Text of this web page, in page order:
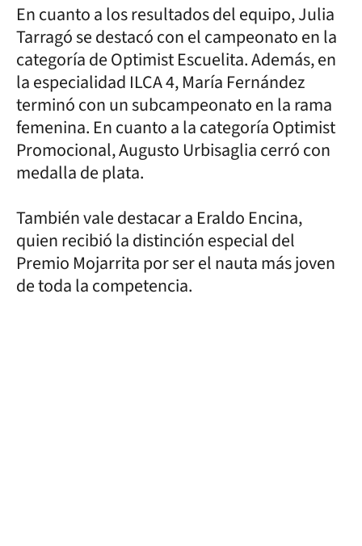
En cuanto a los resultados del equipo, Julia
Tarragó se destacó con el campeonato en la
categoría de Optimist Escuelita. Además, en
la especialidad ILCA 4, María Fernández
terminó con un subcampeonato en la rama
femenina. En cuanto a la categoría Optimist
Promocional, Augusto Urbisaglia cerró con
medalla de plata.
También vale destacar a Eraldo Encina,
quien recibió la distinción especial del
Premio Mojarrita por ser el nauta más joven
de toda la competencia.